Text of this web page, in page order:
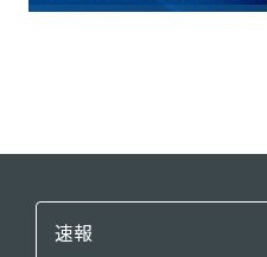
速報